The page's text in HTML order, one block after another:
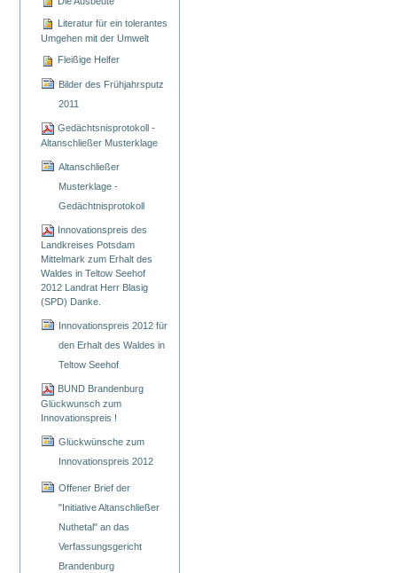
Literatur für ein tolerantes
Umgehen mit der Umwelt
Fleißige Helfer
Bilder des Frühjahrsputz
2011
Gedächtsnisprotokoll -
Altanschließer Musterklage
Altanschließer
Musterklage -
Gedächtnisprotokoll
Innovationspreis des
Landkreises Potsdam
Mittelmark zum Erhalt des
Waldes in Teltow Seehof
2012 Landrat Herr Blasig
(SPD) Danke.
Innovationspreis 2012 für
den Erhalt des Waldes in
Teltow Seehof
BUND Brandenburg
Glückwunsch zum
Innovationspreis !
Glückwünsche zum
Innovationspreis 2012
Offener Brief der
"Initiative Altanschließer
Nuthetal" an das
Verfassungsgericht
Brandenburg